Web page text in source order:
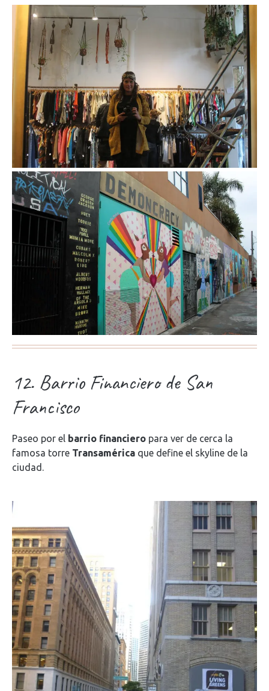
12. Barrio Financiero de San
Francisco
Paseo por el barrio financiero para ver de cerca la
famosa torre Transamérica que define el skyline de la
ciudad.